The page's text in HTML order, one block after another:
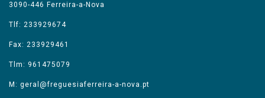
3090-446 Ferreira-a-Nova
Tlf: 233929674
Fax: 233929461
Tlm: 961475079
M: geral@freguesiaferreira-a-nova.pt